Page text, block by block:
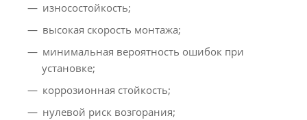
износостойкость;
высокая скорость монтажа;
минимальная вероятность ошибок при
установке;
коррозионная стойкость;
нулевой риск возгорания;